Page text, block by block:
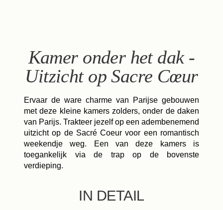
Kamer onder het dak -
Uitzicht op Sacre Cœur
Ervaar de ware charme van Parijse gebouwen
met deze kleine kamers zolders, onder de daken
van Parijs. Trakteer jezelf op een adembenemend
uitzicht op de Sacré Coeur voor een romantisch
weekendje weg. Een van deze kamers is
toegankelijk via de trap op de bovenste
verdieping.
IN DETAIL